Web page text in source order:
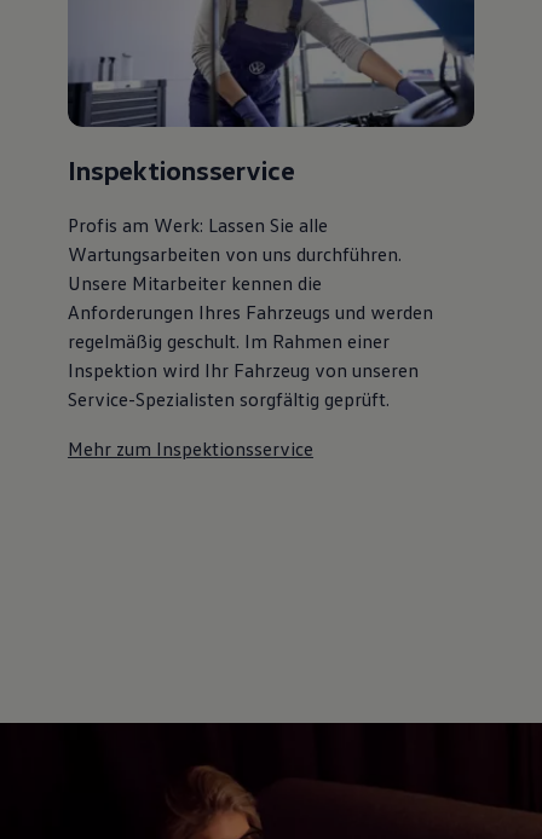
Inspektionsservice
Profis am Werk: Lassen Sie alle
Wartungsarbeiten von uns durchführen.
Unsere Mitarbeiter kennen die
Anforderungen Ihres Fahrzeugs und werden
regelmäßig geschult. Im Rahmen einer
Inspektion wird Ihr Fahrzeug von unseren
Service-Spezialisten sorgfältig geprüft.
Mehr zum Inspektionsservice